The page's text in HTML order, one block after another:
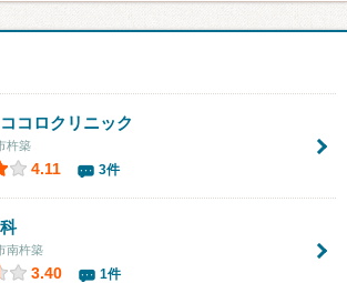
コロクリニック
杵築
4.11 3件
南杵築
3.40 1件